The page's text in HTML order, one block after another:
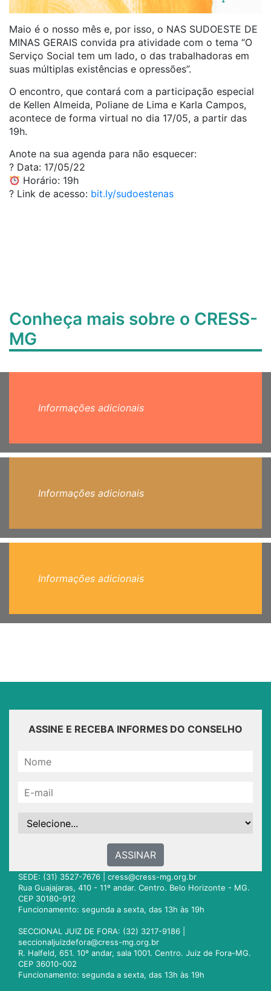
Maio é o nosso mês e, por isso, o NAS SUDOESTE DE
MINAS GERAIS convida pra atividade com o tema “O
Serviço Social tem um lado, o das trabalhadoras em
suas múltiplas existências e opressões”.
O encontro, que contará com a participação especial
de Kellen Almeida, Poliane de Lima e Karla Campos,
acontece de forma virtual no dia 17/05, a partir das
19h.
Anote na sua agenda para não esquecer:
?️ Data: 17/05/22
Horário: 19h
? Link de acesso: bit.ly/sudoestenas
Conheça mais sobre o CRESS-
MG
Informações adicionais
Informações adicionais
Informações adicionais
ASSINE E RECEBA INFORMES DO CONSELHO
ASSINAR
SEDE: (31) 3527-7676 | cress@cress-mg.org.br
Rua Guajajaras, 410 - 11º andar. Centro. Belo Horizonte - MG.
CEP 30180-912
Funcionamento: segunda a sexta, das 13h às 19h
SECCIONAL JUIZ DE FORA: (32) 3217-9186 |
seccionaljuizdefora@cress-mg.org.br
R. Halfeld, 651. 10º andar, sala 1001. Centro. Juiz de Fora-MG.
CEP 36010-002
Funcionamento: segunda a sexta, das 13h às 19h